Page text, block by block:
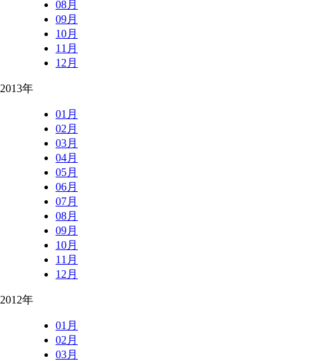
08月
09月
10月
11月
12月
2013年
01月
02月
03月
04月
05月
06月
07月
08月
09月
10月
11月
12月
2012年
01月
02月
03月